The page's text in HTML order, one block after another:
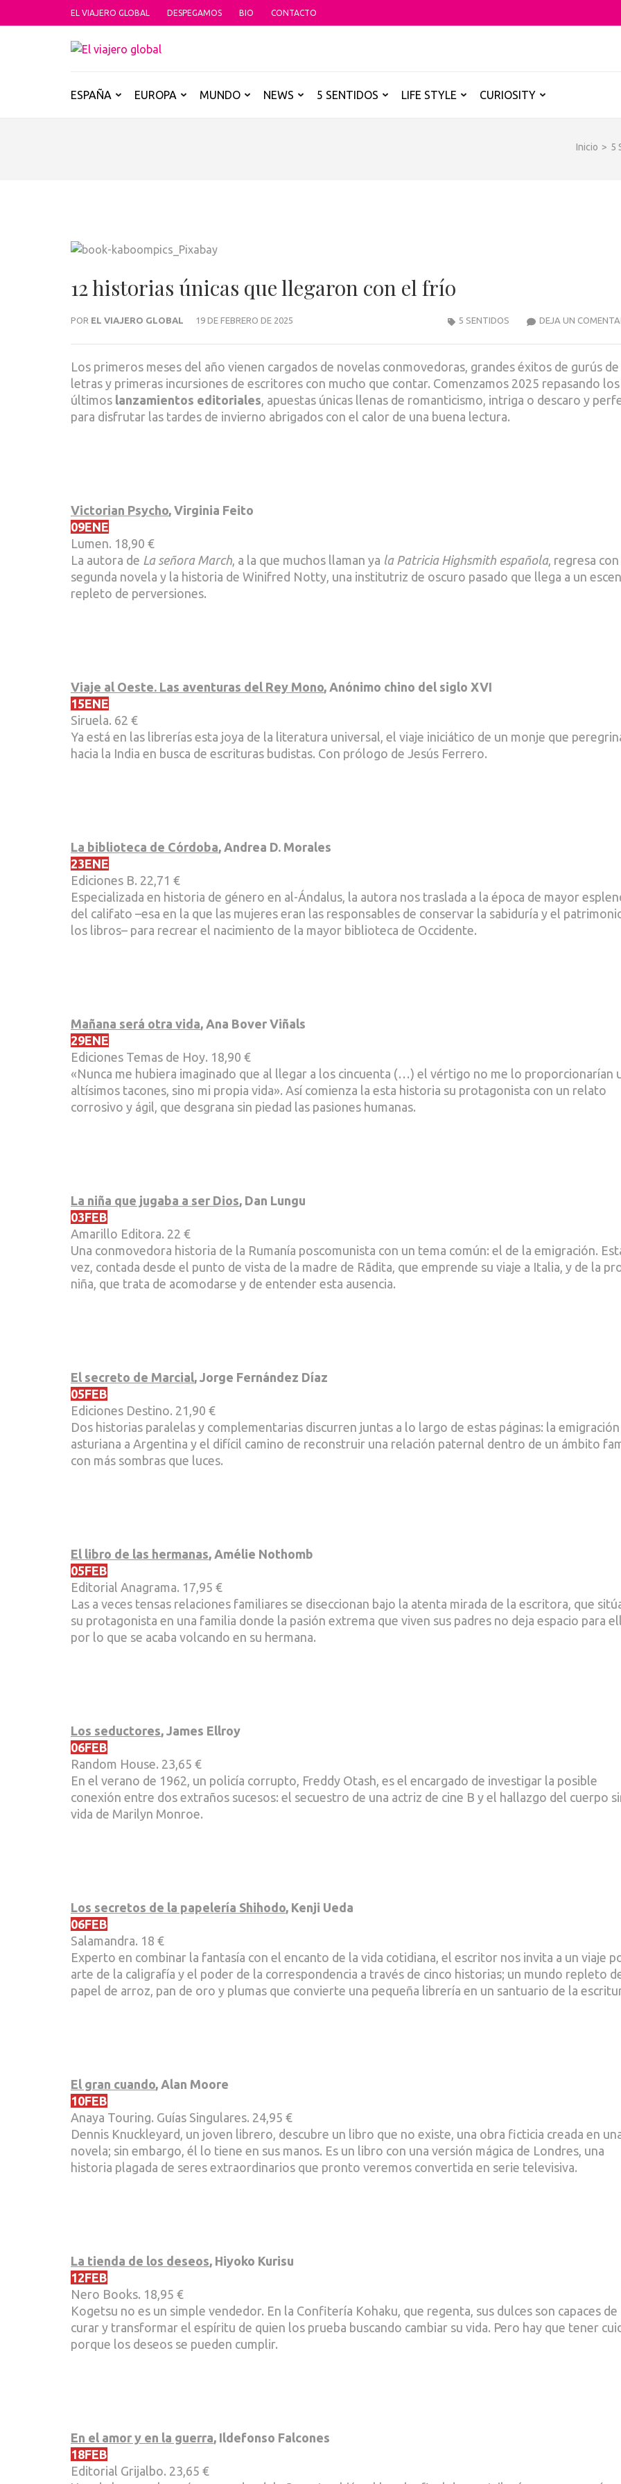
al
EL VIAJERO GLOBAL DESPEGAMOS BIO CONTACTO
ESPAÑA EUROPA MUNDO NEWS 5 SENTIDOS LIFE STYLE CURIOSITY
Inicio > 5
12 historias únicas que llegaron con el frío
POR EL VIAJERO GLOBAL 19 DE FEBRERO DE 2025 DEJA UN
5 SENTIDOS
Los primeros meses del año vienen cargados de novelas conmovedoras, grandes éxitos de gurús de
letras y primeras incursiones de escritores con mucho que contar. Comenzamos 2025 repasando los
últimos lanzamientos editoriales , apuestas únicas llenas de romanticismo, intriga o descaro y
para disfrutar las tardes de invierno abrigados con el calor de una buena lectura.
Victorian Psycho, Virginia Feito
09ENE
Lumen. 18,90 €
La autora de La señora March , a la que muchos llaman ya la Patricia Highsmith española, regresa
segunda novela y la historia de Winifred Notty, una institutriz de oscuro pasado que llega a un
repleto de perversiones.
Viaje al Oeste. Las aventuras del Rey Mono, Anónimo chino del siglo XVI
15ENE
Siruela. 62 €
Ya está en las librerías esta joya de la literatura universal, el viaje iniciático de un monje que
hacia la India en busca de escrituras budistas. Con prólogo de Jesús Ferrero.
La biblioteca de Córdoba, Andrea D. Morales
23ENE
Ediciones B. 22,71 €
Especializada en historia de género en al-Ándalus, la autora nos traslada a la época de mayor
del califato –esa en la que las mujeres eran las responsables de conservar la sabiduría y el
los libros– para recrear el nacimiento de la mayor biblioteca de Occidente.
Mañana será otra vida, Ana Bover Viñals
29ENE
Ediciones Temas de Hoy. 18,90 €
«Nunca me hubiera imaginado que al llegar a los cincuenta (…) el vértigo no me lo proporcionarían
altísimos tacones, sino mi propia vida». Así comienza la esta historia su protagonista con un relato
corrosivo y ágil, que desgrana sin piedad las pasiones humanas.
La niña que jugaba a ser Dios, Dan Lungu
03FEB
Amarillo Editora. 22 €
Una conmovedora historia de la Rumanía poscomunista con un tema común: el de la emigración.
vez, contada desde el punto de vista de la madre de Rãdita, que emprende su viaje a Italia, y de la
niña, que trata de acomodarse y de entender esta ausencia.
El secreto de Marcial, Jorge Fernández Díaz
05FEB
Ediciones Destino. 21,90 €
Dos historias paralelas y complementarias discurren juntas a lo largo de estas páginas: la emigración
asturiana a Argentina y el difícil camino de reconstruir una relación paternal dentro de un ámbito
con más sombras que luces.
El libro de las hermanas, Amélie Nothomb
05FEB
Editorial Anagrama. 17,95 €
Las a veces tensas relaciones familiares se diseccionan bajo la atenta mirada de la escritora, que
su protagonista en una familia donde la pasión extrema que viven sus padres no deja espacio para
por lo que se acaba volcando en su hermana.
Los seductores, James Ellroy
06FEB
Random House. 23,65 €
En el verano de 1962, un policía corrupto, Freddy Otash, es el encargado de investigar la posible
conexión entre dos extraños sucesos: el secuestro de una actriz de cine B y el hallazgo del cuerpo
vida de Marilyn Monroe.
Los secretos de la papelería Shihodo, Kenji Ueda
06FEB
Salamandra. 18 €
Experto en combinar la fantasía con el encanto de la vida cotidiana, el escritor nos invita a un viaje
arte de la caligrafía y el poder de la correspondencia a través de cinco historias; un mundo repleto
papel de arroz, pan de oro y plumas que convierte una pequeña librería en un santuario de la
El gran cuando, Alan Moore
10FEB
Anaya Touring. Guías Singulares. 24,95 €
Dennis Knuckleyard, un joven librero, descubre un libro que no existe, una obra ficticia creada en
novela; sin embargo, él lo tiene en sus manos. Es un libro con una versión mágica de Londres, una
historia plagada de seres extraordinarios que pronto veremos convertida en serie televisiva.
La tienda de los deseos, Hiyoko Kurisu
12FEB
Nero Books. 18,95 €
Kogetsu no es un simple vendedor. En la Confitería Kohaku, que regenta, sus dulces son capaces de
curar y transformar el espíritu de quien los prueba buscando cambiar su vida. Pero hay que tener
porque los deseos se pueden cumplir.
En el amor y en la guerra, Ildefonso Falcones
18FEB
Editorial Grijalbo. 23,65 €